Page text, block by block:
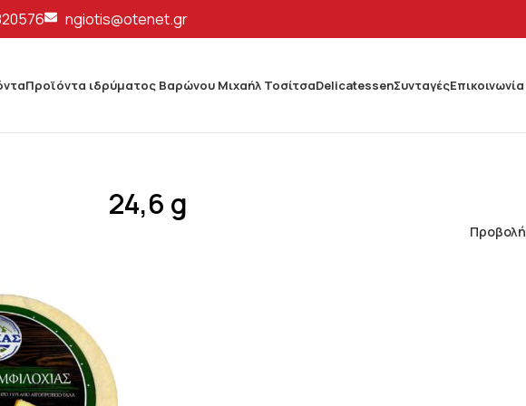
ngiotis@otenet.gr
Προϊόντα ιδρύματος Βαρώνου Μιχαήλ ΤοσίτσαDelicatessenΣυνταγέςΕπικοινωνία
24,6 g
Προβολή